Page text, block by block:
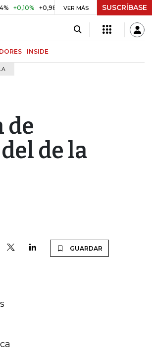
+0,98% UVR $ 416,96 +$ 0,05 +0,01%
VER MÁS SUSCRÍBASE
INSIDE
de
de la
GUARDAR